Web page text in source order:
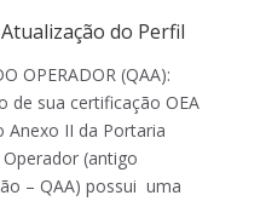
do Perfil
OPERADOR (QAA):
de sua certificação OEA
Anexo II da Portaria
(antigo
– QAA) possui uma